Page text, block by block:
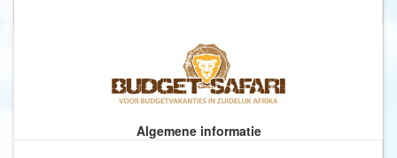
Algemene informatie